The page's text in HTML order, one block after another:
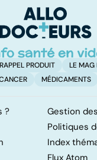
RAPPEL PRODUIT
LE MAG
MÉDICAMENTS
?
Gestion
Politiques
Index